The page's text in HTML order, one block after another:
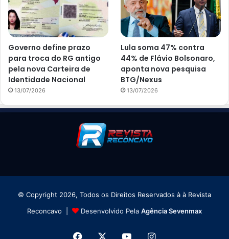
Governo define prazo
para troca do RG antigo
pela nova Carteira de
Identidade Nacional
13/07/2026
Lula soma 47% contra
44% de Flávio Bolsonaro,
aponta nova pesquisa
BTG/Nexus
13/07/2026
© Copyright 2026, Todos os Direitos Reservados à à Revista
Reconcavo |
Desenvolvido Pela Agência Sevenmax
Facebook YouTubeInstagram